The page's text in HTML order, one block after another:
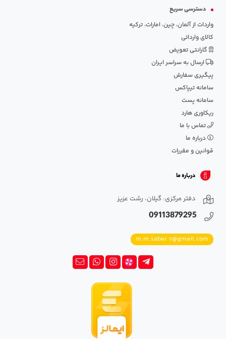
دسترسی سریع
واردات از آلمان، چین، امارات، ترکیه
کالای وارداتی
گارانتی تعویض
ارسال به سراسر ایران
پیگیری سفارش
سامانه تیپاکس
سامانه پست
ریکاوری هارد
تماس با ما
درباره ما
قوانین و مقررات
درباره ما
دفتر مرکزی: گیلان، رشت عزیز
09113879295
m.m.saber.n@gmail.com